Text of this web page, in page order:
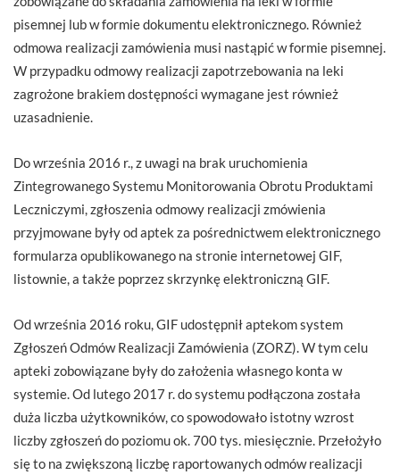
pisemnej lub w formie dokumentu elektronicznego. Również
odmowa realizacji zamówienia musi nastąpić w formie pisemnej.
W przypadku odmowy realizacji zapotrzebowania na leki
zagrożone brakiem dostępności wymagane jest również
uzasadnienie.
Do września 2016 r., z uwagi na brak uruchomienia
Zintegrowanego Systemu Monitorowania Obrotu Produktami
Leczniczymi, zgłoszenia odmowy realizacji zmówienia
przyjmowane były od aptek za pośrednictwem elektronicznego
formularza opublikowanego na stronie internetowej GIF,
listownie, a także poprzez skrzynkę elektroniczną GIF.
Od września 2016 roku, GIF udostępnił aptekom system
Zgłoszeń Odmów Realizacji Zamówienia (ZORZ). W tym celu
apteki zobowiązane były do założenia własnego konta w
systemie. Od lutego 2017 r. do systemu podłączona została
duża liczba użytkowników, co spowodowało istotny wzrost
liczby zgłoszeń do poziomu ok. 700 tys. miesięcznie. Przełożyło
się to na zwiększoną liczbę raportowanych odmów realizacji